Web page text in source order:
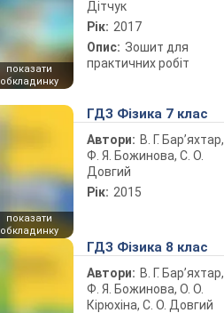
показати
обкладинку
Дітчук
Рік: 2017
Опис: Зошит для
практичних робіт
показати
обкладинку
ГДЗ Фізика 7 клас
Автори: В. Г. Бар’яхтар,
Ф. Я. Божинова, С. О.
Довгий
Рік: 2015
ГДЗ Фізика 8 клас
Автори: В. Г. Бар’яхтар,
Ф. Я. Божинова, О. О.
Кірюхіна, С. О. Довгий